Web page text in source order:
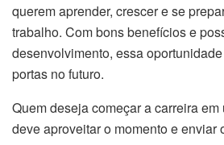
querem aprender, crescer e se
trabalho. Com bons benefícios e
desenvolvimento, essa
portas no futuro.
Quem deseja começar a carreira
deve aproveitar o momento e enviar